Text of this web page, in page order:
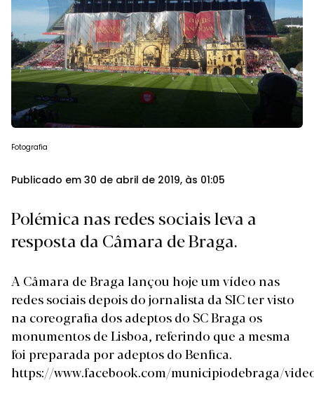
Fotografia
Publicado em 30 de abril de 2019, às 01:05
Polémica nas redes sociais leva a
resposta da Câmara de Braga.
A Câmara de Braga lançou hoje um vídeo nas
redes sociais depois do jornalista da SIC ter visto
na coreografia dos adeptos do SC Braga os
monumentos de Lisboa, referindo que a mesma
foi preparada por adeptos do Benfica.
https://www.facebook.com/municipiodebraga/